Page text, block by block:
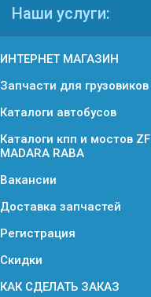
Наши услуги:
ИНТЕРНЕТ МАГАЗИН
Запчасти для грузовиков
Каталоги автобусов
Каталоги кпп и мостов ZF
MADARA RABA
Вакансии
Доставка запчастей
Регистрация
Скидки
КАК СДЕЛАТЬ ЗАКАЗ